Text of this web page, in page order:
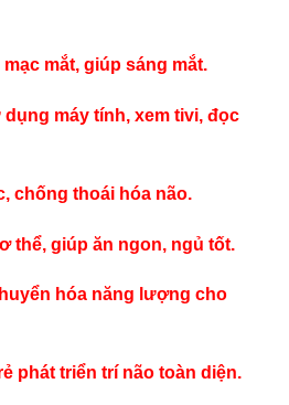
mắt, giúp sáng mắt.
máy tính, xem tivi, đọc
chống thoái hóa não.
thể, giúp ăn ngon, ngủ tốt.
hóa năng lượng cho
phát triển trí não toàn diện.